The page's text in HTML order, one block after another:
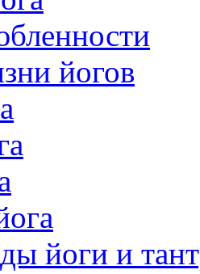
йогов
йоги и